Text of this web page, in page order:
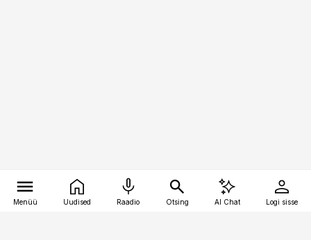
Menüü Uudised Raadio Otsing AI Chat Logi sisse